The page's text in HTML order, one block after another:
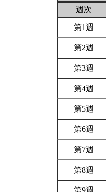
週次
第1週
第2週
第3週
第4週
第5週
第6週
第7週
第8週
第9週